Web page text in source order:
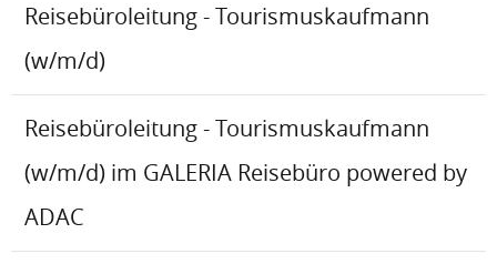
Reisebüroleitung - Tourismuskaufmann
(w/m/d)
Reisebüroleitung - Tourismuskaufmann
(w/m/d) im GALERIA Reisebüro powered by
ADAC